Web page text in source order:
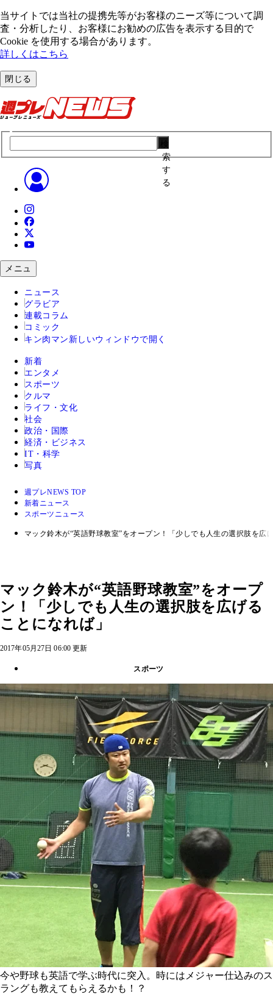
当サイトでは当社の提携先等がお客様のニーズ等について調
査・分析したり、お客様にお勧めの広告を表⽰する⽬的で
Cookie を使⽤する場合があります。
詳しくはこちら
閉じる
索
す
る
メニュ
ニュース
グラビア
連載コラム
コミック
キン肉マン 新しいウィンドウで開く
新着
エンタメ
スポーツ
クルマ
ライフ・文化
社会
政治・国際
経済・ビジネス
IT・科学
写真
週プレNEWS TOP
新着ニュース
スポーツニュース
マック鈴木が“英語野球教室”をオープン！「少しでも人生の選択肢を広
マック鈴木が“英語野球教室”をオープ
ン！「少しでも人生の選択肢を広げる
ことになれば」
2017年05月27日 06:00 更新
スポーツ
今や野球も英語で学ぶ時代に突入。時にはメジャー仕込みのス
ラングも教えてもらえるかも！？